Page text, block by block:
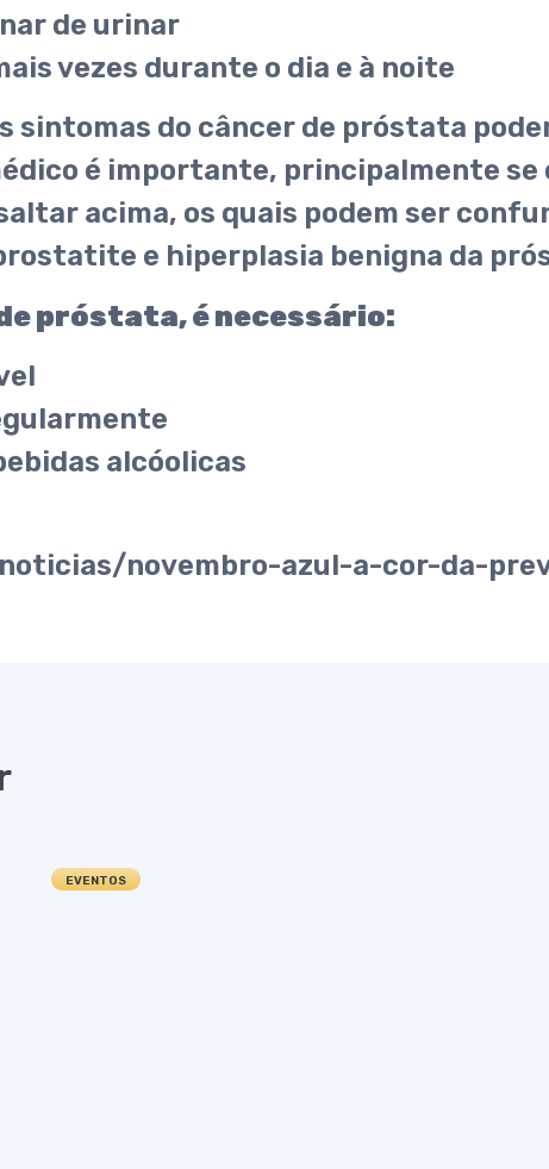
de urinar
vezes durante o dia e à noite
sintomas do câncer de próstata
é importante, principalmente se
acima, os quais podem ser
e hiperplasia benigna da
próstata, é necessário:
alcóolicas
novembro-azul-a-cor-da-
EVENTOS